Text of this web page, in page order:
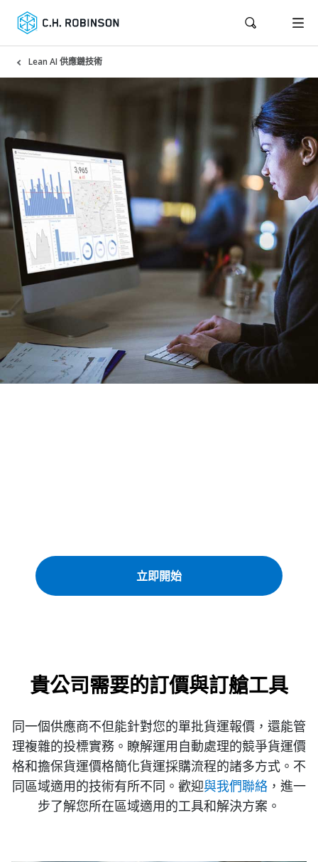
Lean AI 供應鏈技術
立即開始
貴公司需要的訂價與訂艙工具
同一個供應商不但能針對您的單批貨運報價，還能管
理複雜的投標實務。瞭解運用自動處理的競爭貨運價
格和擔保貨運價格簡化貨運採購流程的諸多方式。不
同區域適用的技術有所不同。歡迎與我們聯絡 ，進一
步了解您所在區域適用的工具和解決方案。